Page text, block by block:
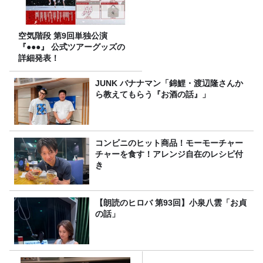
空気階段 第9回単独公演
『●●●』 公式ツアーグッズの
詳細発表！
JUNK バナナマン「錦鯉・渡辺隆さんか
ら教えてもらう『お酒の話』」
コンビニのヒット商品！モーモーチャー
チャーを食す！アレンジ自在のレシピ付
き
【朗読のヒロバ 第93回】小泉八雲「お貞
の話」